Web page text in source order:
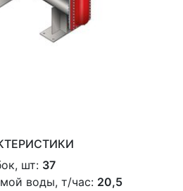
шт: 37
воды, т/час: 20,5